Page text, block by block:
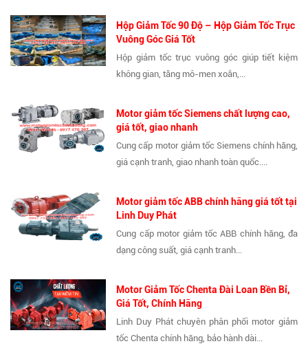
Hộp Giảm Tốc 90 Độ – Hộp Giảm Tốc Trục
Vuông Góc Giá Tốt
Hộp giảm tốc trục vuông góc giúp tiết kiệm
không gian, tăng mô-men xoắn,...
Motor giảm tốc Siemens chất lượng cao,
giá tốt, giao nhanh
Cung cấp motor giảm tốc Siemens chính hãng,
giá cạnh tranh, giao nhanh toàn quốc....
Motor giảm tốc ABB chính hãng giá tốt tại
Linh Duy Phát
Cung cấp motor giảm tốc ABB chính hãng, đa
dạng công suất, giá cạnh tranh...
Motor Giảm Tốc Chenta Đài Loan Bền Bỉ,
Giá Tốt, Chính Hãng
Linh Duy Phát chuyên phân phối motor giảm
tốc Chenta chính hãng, bảo hành dài...